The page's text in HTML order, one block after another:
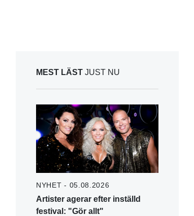
MEST LÄST JUST NU
NYHET - 05.08.2026
Artister agerar efter inställd
festival: "Gör allt"